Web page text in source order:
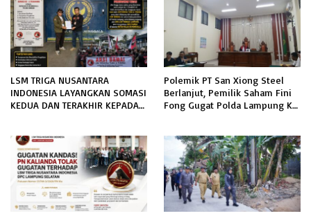
LSM TRIGA NUSANTARA
INDONESIA LAYANGKAN SOMASI
KEDUA DAN TERAKHIR KEPADA
INFORMASI PUBLIK
Polemik PT San Xiong Steel
Berlanjut, Pemilik Saham Fini
Fong Gugat Polda Lampung Ke